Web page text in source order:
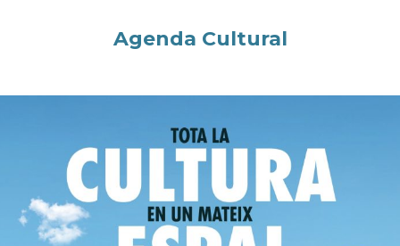
Agenda Cultural